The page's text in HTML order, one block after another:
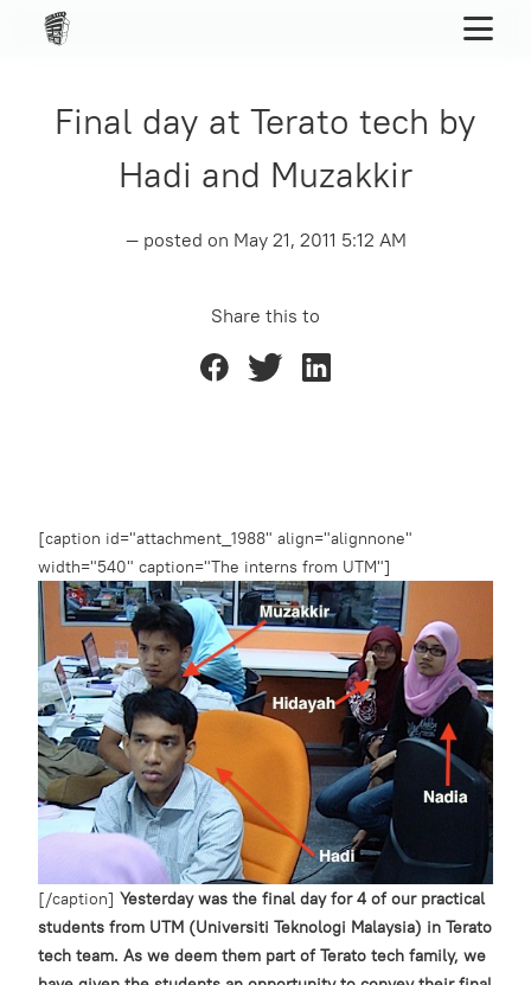
Final day at Terato tech by
Hadi and Muzakkir
— posted on May 21, 2011 5:12 AM
Share this to
[caption id="attachment_1988" align="alignnone"
width="540" caption="The interns from UTM"]
[/caption] Yesterday was the final day for 4 of our practical
students from UTM (Universiti Teknologi Malaysia) in Terato
tech team. As we deem them part of Terato tech family, we